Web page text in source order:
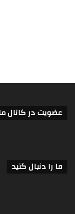
عضویت در کانال
ما را دنبال کنید